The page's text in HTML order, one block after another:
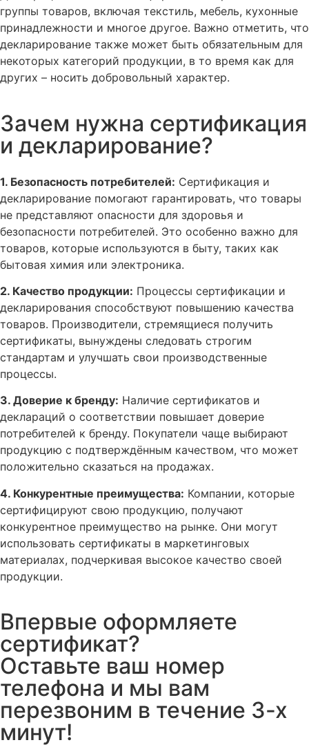
группы товаров, включая текстиль, мебель, кухонные
принадлежности и многое другое. Важно отметить, что
декларирование также может быть обязательным для
некоторых категорий продукции, в то время как для
других – носить добровольный характер.
Зачем нужна сертификация
и декларирование?
1. Безопасность потребителей: Сертификация и
декларирование помогают гарантировать, что товары
не представляют опасности для здоровья и
безопасности потребителей. Это особенно важно для
товаров, которые используются в быту, таких как
бытовая химия или электроника.
2. Качество продукции: Процессы сертификации и
декларирования способствуют повышению качества
товаров. Производители, стремящиеся получить
сертификаты, вынуждены следовать строгим
стандартам и улучшать свои производственные
процессы.
3. Доверие к бренду: Наличие сертификатов и
деклараций о соответствии повышает доверие
потребителей к бренду. Покупатели чаще выбирают
продукцию с подтверждённым качеством, что может
положительно сказаться на продажах.
4. Конкурентные преимущества: Компании, которые
сертифицируют свою продукцию, получают
конкурентное преимущество на рынке. Они могут
использовать сертификаты в маркетинговых
материалах, подчеркивая высокое качество своей
продукции.
Впервые оформляете
сертификат?
Оставьте ваш номер
телефона и мы вам
перезвоним в течение 3-х
минут!